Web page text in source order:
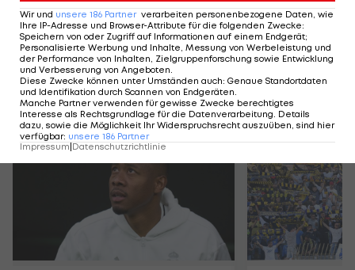
wird am letzten Spieltag im Fernduell zwischen
Lyon und Marseille entschieden.
Mehr zum Thema
Wir und unsere 186 Partner verarbeiten personenbezogene Daten, wie
Ihre IP-Adresse und Browser-Attribute für die folgenden Zwecke:
Speichern von oder Zugriff auf Informationen auf einem Endgerät;
Personalisierte Werbung und Inhalte, Messung von Werbeleistung und
der Performance von Inhalten, Zielgruppenforschung sowie Entwicklung
und Verbesserung von Angeboten.
Diese Zwecke können unter Umständen auch: Genaue Standortdaten
und Identifikation durch Scannen von Endgeräten.
Manche Partner verwenden für gewisse Zwecke berechtigtes
Interesse als Rechtsgrundlage für die Datenverarbeitung. Details
dazu, sowie die Möglichkeit Ihr Widerspruchsrecht auszuüben, sind hier
verfügbar: unsere 186 Partner
Impressum Datenschutzrichtlinie